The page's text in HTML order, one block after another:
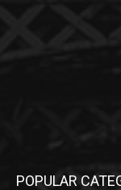
POPULAR